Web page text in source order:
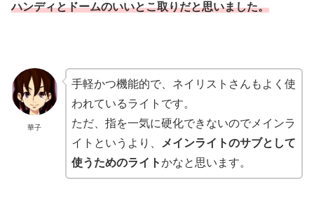
ハンディとドームのいいとこ取りだと思いました。
華子
手軽かつ機能的で、ネイリストさんもよく使
われているライトです。
ただ、指を一気に硬化できないのでメインラ
イトというより、
メインライトのサブとして
使うためのライトかなと思います。